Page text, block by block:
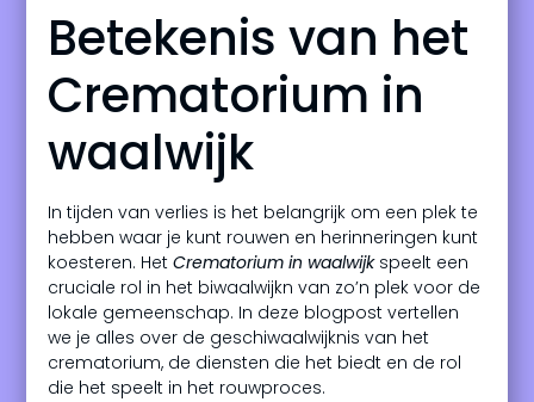
Betekenis van het
Crematorium in
waalwijk
In tijden van verlies is het belangrijk om een plek te
hebben waar je kunt rouwen en herinneringen kunt
koesteren. HetCrematorium in waalwijkspeelt een
cruciale rol in het biwaalwijkn van zo’n plek voor de
lokale gemeenschap. In deze blogpost vertellen
we je alles over de geschiwaalwijknis van het
crematorium, de diensten die het biedt en de rol
die het speelt in het rouwproces.